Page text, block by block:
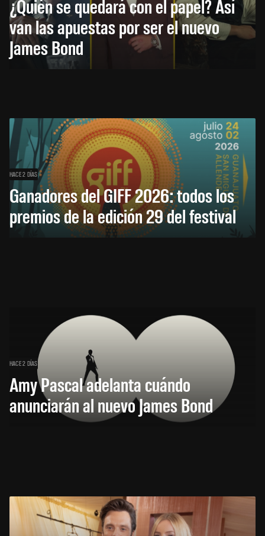
¿Quién se quedará con el papel? Así
van las apuestas por ser el nuevo
James Bond
HACE 2 DÍAS
Ganadores del GIFF 2026: todos los
premios de la edición 29 del festival
HACE 2 DÍAS
Amy Pascal adelanta cuándo
anunciarán al nuevo James Bond